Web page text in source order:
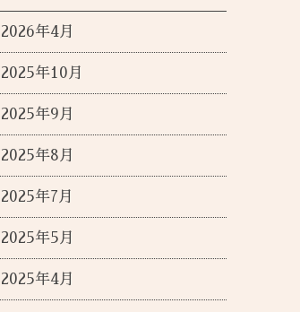
2026年4月
2025年10月
2025年9月
2025年8月
2025年7月
2025年5月
2025年4月